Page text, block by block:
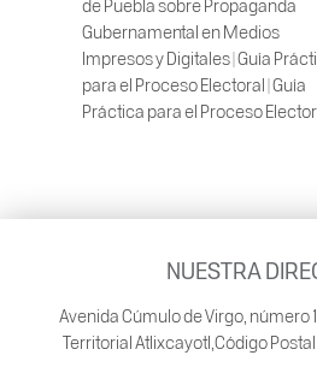
de Puebla sobre Propaganda
Gubernamental en Medios
Impresos y Digitales | Guía
para el Proceso Electoral | Guía
Práctica para el Proceso
NUESTRA
Avenida Cúmulo de Virgo, número
Territorial Atlixcayotl,Código